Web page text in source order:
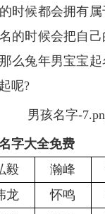
时候都会拥有
的时候会把自
么兔年男宝宝
呢?
字大全免费
毅 瀚峰
龙 怀鸣